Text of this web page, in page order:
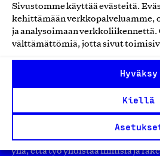
Sivustomme käyttää evästeitä.
kehittämään verkkopalveluamme,
ja analysoimaan verkkoliikennettä.
välttämättömiä, jotta sivut
Hyväksy
Kiellä
Olemme jäsentemme omistama
työmarkkinajärjestöistä
suuryrityksiin. Meidät on
yhä, että työ yhdistää ihmisiä ja